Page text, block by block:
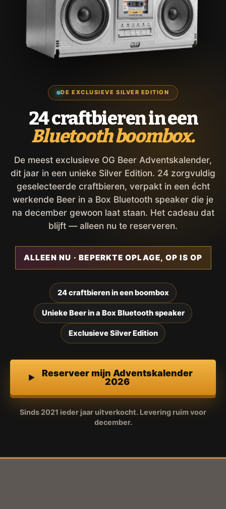
DE EXCLUSIEVE SILVER EDITION
24 craftbieren in een
Bluetooth boombox.
De meest exclusieve OG Beer Adventskalender,
dit jaar in een unieke Silver Edition. 24 zorgvuldig
geselecteerde craftbieren, verpakt in een écht
werkende Beer in a Box Bluetooth speaker die je
na december gewoon laat staan. Het cadeau dat
blijft — alleen nu te reserveren.
ALLEEN NU · BEPERKTE OPLAGE, OP IS OP
24 craftbieren in een boombox
Unieke Beer in a Box Bluetooth speaker
Exclusieve Silver Edition
Reserveer mijn Adventskalender
2026
Sinds 2021 ieder jaar uitverkocht. Levering ruim voor
december.